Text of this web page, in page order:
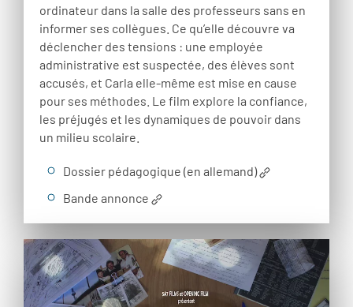
ordinateur dans la salle des professeurs sans en
informer ses collègues. Ce qu’elle découvre va
déclencher des tensions : une employée
administrative est suspectée, des élèves sont
accusés, et Carla elle-même est mise en cause
pour ses méthodes. Le film explore la confiance,
les préjugés et les dynamiques de pouvoir dans
un milieu scolaire.
Dossier pédagogique (en allemand)
Bande annonce